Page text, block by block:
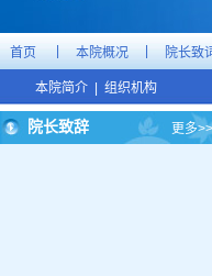
首页 本院概况 院长致
本院简介 组织机构
院长致辞 更多>>